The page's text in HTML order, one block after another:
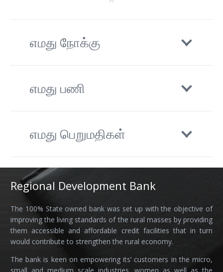
எமது நோக்கு
எமது பணி
எமது பெறுமதிகள்
Regional Development Bank
The 100% State owned bank was set up with the objective of
improving the living standards of the rural masses by providing
them accessible and affordable credit facilities that in turn
would contribute to strengthen the rural economy.
The bank is keen on empowering its’ customers in the micro,